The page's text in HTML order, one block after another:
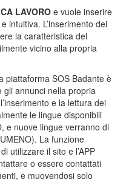
LAVOROe vuole inserire
intuitiva. L’inserimento dei
la caratteristica del
vicino alla propria
piattaforma SOS Badante è
gli annunci nella propria
e la lettura dei
le lingue disponibili
e nuove lingue verranno di
La funzione
utilizzare il sito e l’APP
o essere contattati
e muovendosi solo